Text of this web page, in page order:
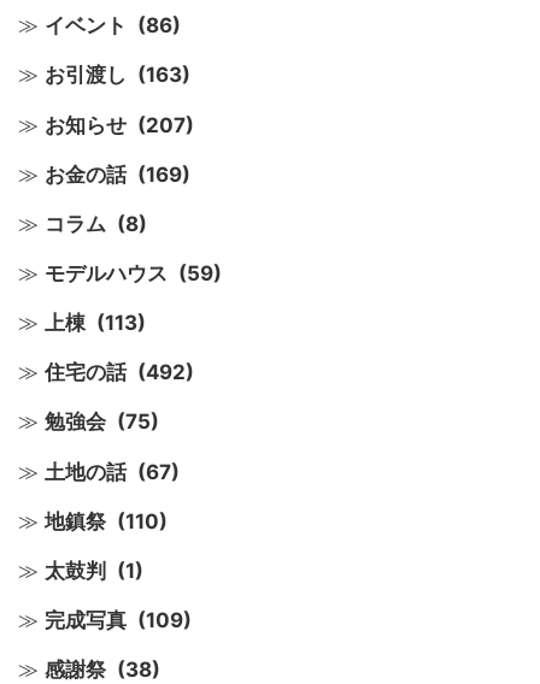
イベント (86)
お引渡し (163)
お知らせ (207)
お金の話 (169)
コラム (8)
モデルハウス (59)
上棟 (113)
住宅の話 (492)
勉強会 (75)
土地の話 (67)
地鎮祭 (110)
太鼓判 (1)
完成写真 (109)
感謝祭 (38)